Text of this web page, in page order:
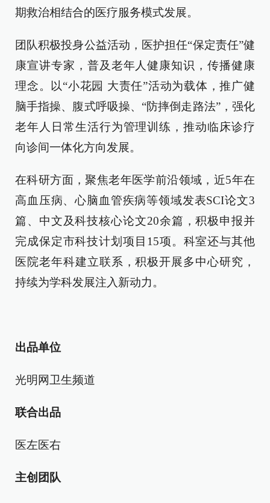
期救治相结合的医疗服务模式发展。
团队积极投身公益活动，医护担任“保定责任”健
康宣讲专家，普及老年人健康知识，传播健康
理念。以“小花园 大责任”活动为载体，推广健
脑手指操、腹式呼吸操、“防摔倒走路法”，强化
老年人日常生活行为管理训练，推动临床诊疗
向诊间一体化方向发展。
在科研方面，聚焦老年医学前沿领域，近5年在
高血压病、心脑血管疾病等领域发表SCI论文3
篇、中文及科技核心论文20余篇，积极申报并
完成保定市科技计划项目15项。科室还与其他
医院老年科建立联系，积极开展多中心研究，
持续为学科发展注入新动力。
出品单位
光明网卫生频道
联合出品
医左医右
主创团队